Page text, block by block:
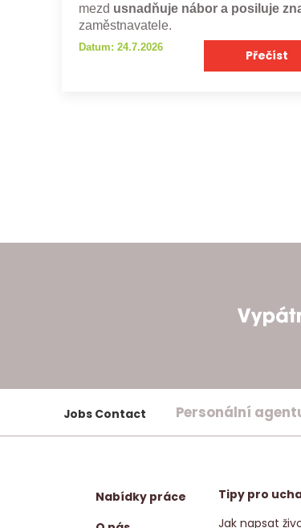
mezd usnadňuje nábor a posiluje
zaměstnavatele.
Datum: 24.7.2026
Přečíst
Jobs Contact Personální
Nabídky práce
Tipy pro
Jak napsat